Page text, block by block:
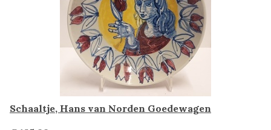
Schaaltje, Hans van Norden Goedewagen